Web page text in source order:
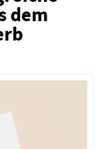
dem